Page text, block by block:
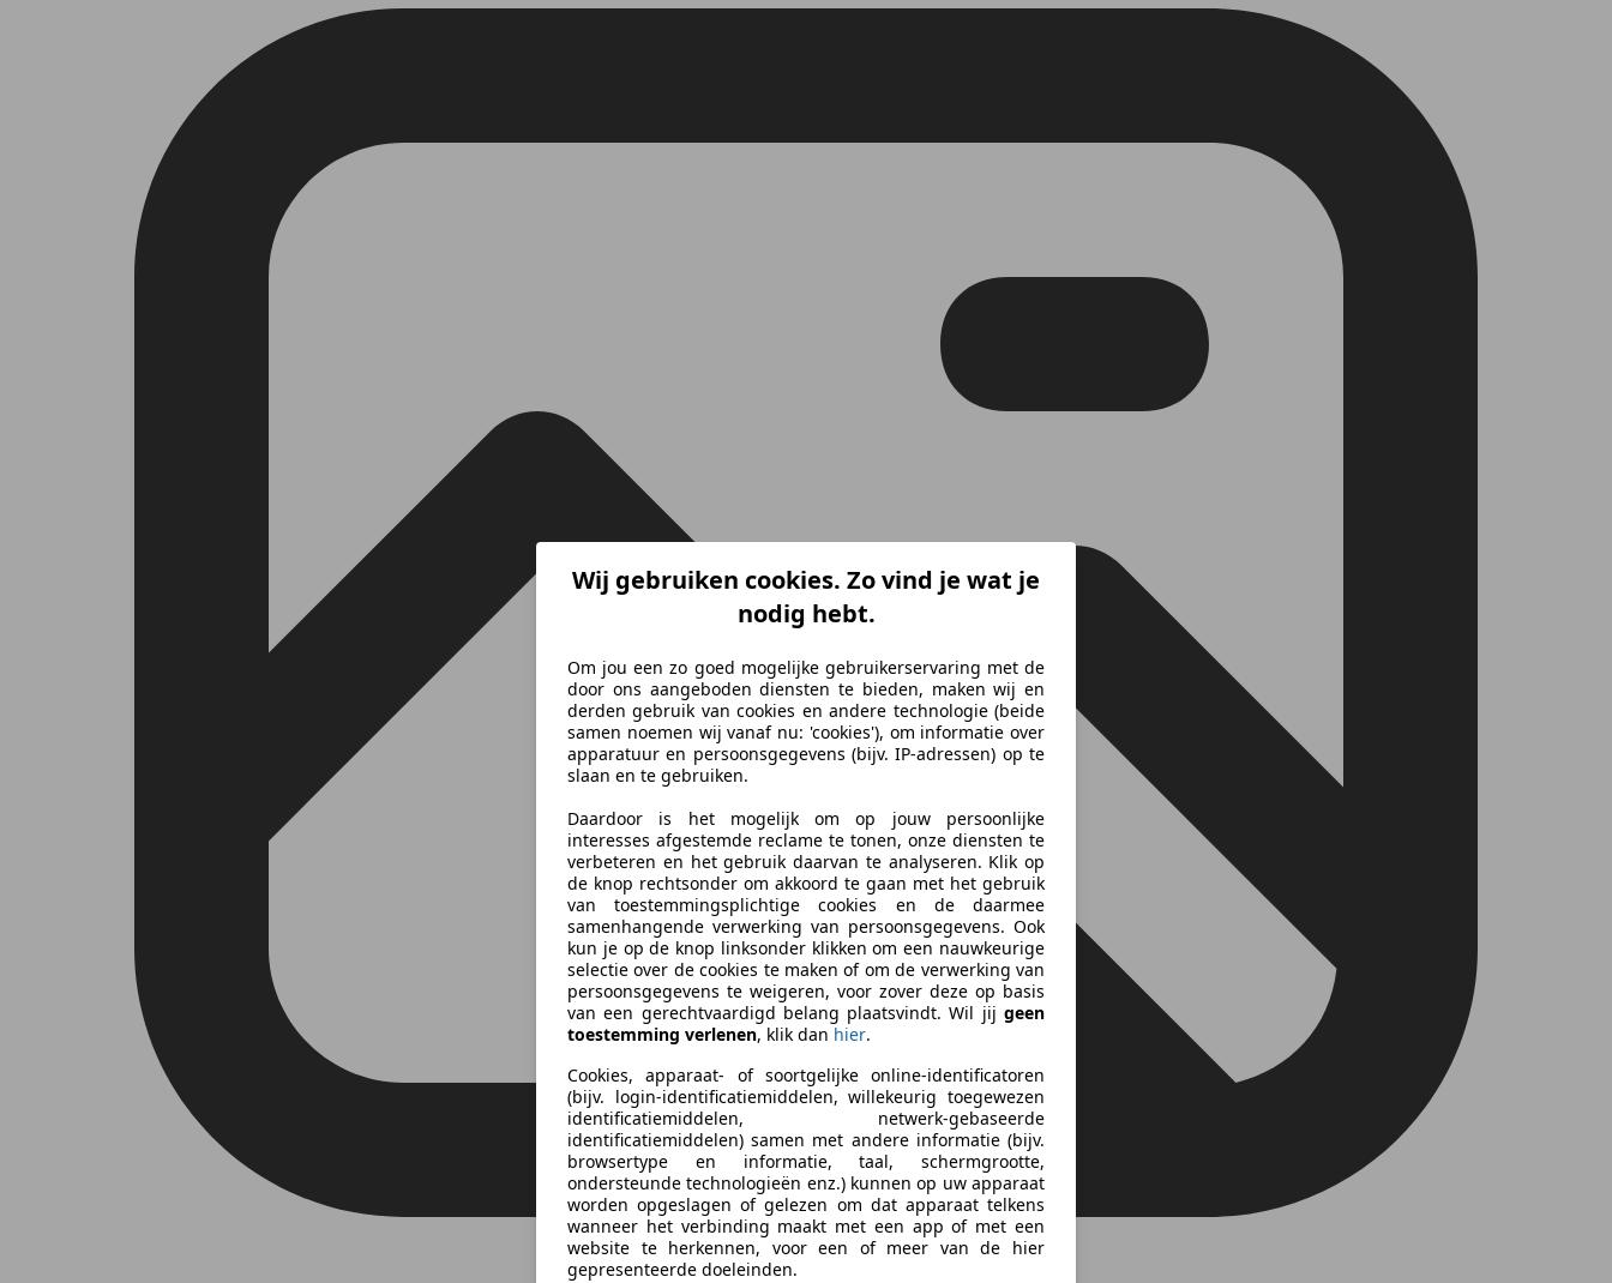
Wij gebruiken cookies. Zo vind je wat je
nodig hebt.
Om jou een zo goed mogelijke gebruikerservaring met de
door ons aangeboden diensten te bieden, maken wij en
derden gebruik van cookies en andere technologie (beide
samen noemen wij vanaf nu: 'cookies'), om informatie over
apparatuur en persoonsgegevens (bijv. IP-adressen) op te
slaan en te gebruiken.
Daardoor is het mogelijk om op jouw persoonlijke
interesses afgestemde reclame te tonen, onze diensten te
verbeteren en het gebruik daarvan te analyseren. Klik op
de knop rechtsonder om akkoord te gaan met het gebruik
van toestemmingsplichtige cookies en de daarmee
samenhangende verwerking van persoonsgegevens. Ook
kun je op de knop linksonder klikken om een nauwkeurige
selectie over de cookies te maken of om de verwerking van
persoonsgegevens te weigeren, voor zover deze op basis
van een gerechtvaardigd belang plaatsvindt. Wil jij geen
toestemming verlenen, klik dan hier.
Cookies, apparaat- of soortgelijke online-identificatoren
(bijv. login-identificatiemiddelen, willekeurig toegewezen
identificatiemiddelen, netwerk-gebaseerde
identificatiemiddelen) samen met andere informatie (bijv.
browsertype en informatie, taal, schermgrootte,
ondersteunde technologieën enz.) kunnen op uw apparaat
worden opgeslagen of gelezen om dat apparaat telkens
wanneer het verbinding maakt met een app of met een
website te herkennen, voor een of meer van de hier
gepresenteerde doeleinden.